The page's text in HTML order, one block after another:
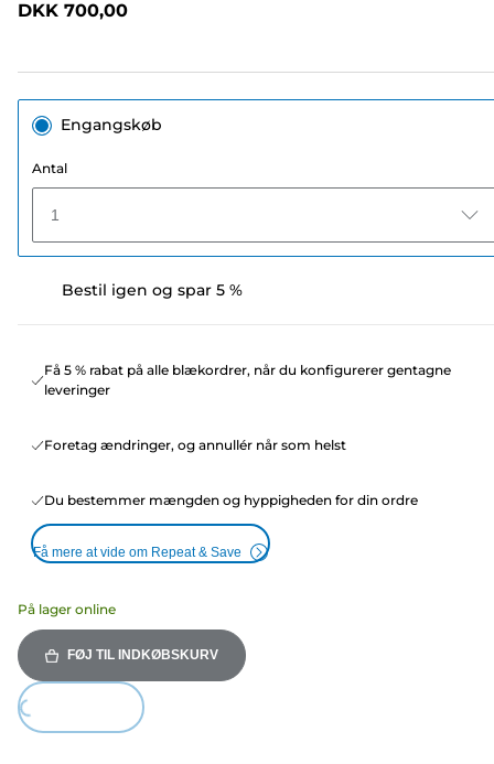
DKK 700,00
Engangskøb
Antal
1
Bestil igen og spar 5 %
Få 5 % rabat på alle blækordrer, når du konfigurerer gentagne
leveringer
Foretag ændringer, og annullér når som helst
Du bestemmer mængden og hyppigheden for din ordre
Få mere at vide om Repeat & Save
På lager online
FØJ TIL INDKØBSKURV